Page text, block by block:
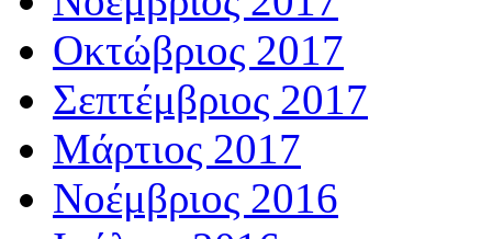
Οκτώβριος 2017
Σεπτέμβριος 2017
Μάρτιος 2017
Νοέμβριος 2016